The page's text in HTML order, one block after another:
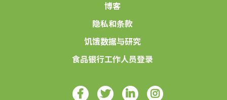
博客
隐私和条款
饥饿数据与研究
食品银行工作人员登录